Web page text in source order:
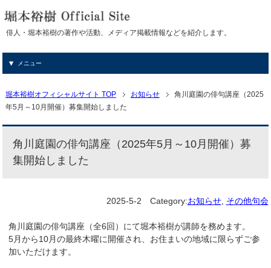
俳人・堀本裕樹の著作や活動、メディア掲載情報などを紹介します。
メニュー
堀本裕樹オフィシャルサイト TOP お知らせ
角川庭園の俳句講座（2025
年5月～10月開催）募集開始しました
角川庭園の俳句講座（2025年5月～10月開催）募
集開始しました
2025-5-2 Category:お知らせ, その他句会
角川庭園の俳句講座（全6回）にて堀本裕樹が講師を務めます。
5月から10月の最終木曜に開催され、お住まいの地域に限らずご参
加いただけます。